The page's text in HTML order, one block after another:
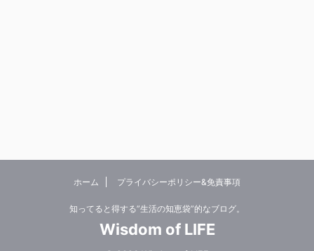
ホーム プライバシーポリシー&免責事項
知ってると得する”生活の知恵袋”的なブログ。
Wisdom of LIFE